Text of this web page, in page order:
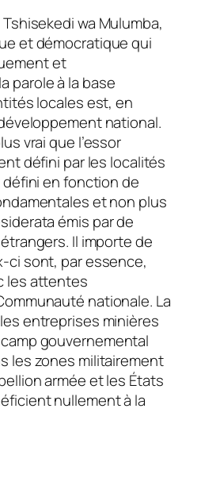
wa Mulumba,
et démocratique qui
et
parole à la base
locales est, en
national.
vrai que l’essor
défini par les localités
en fonction de
et non plus
émis par de
Il importe de
ci sont, par essence,
les attentes
nationale. La
entreprises minières
gouvernemental
les zones militairement
armée et les États
nullement à la